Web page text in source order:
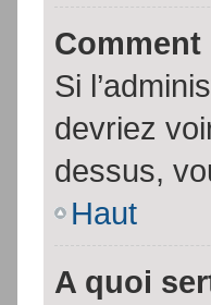
Si
devriez
dessus,
Haut
A quoi